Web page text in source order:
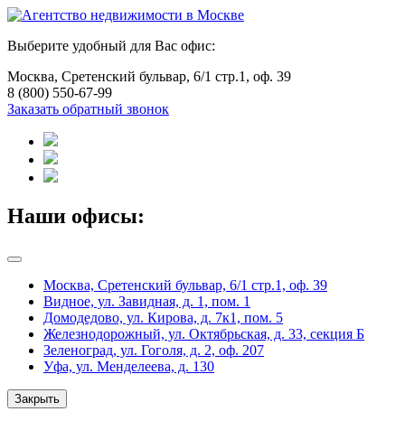
Выберите удобный для Вас офис:
Москва, Сретенский бульвар, 6/1 стр.1, оф. 39
8 (800) 550-67-99
Заказать обратный звонок
Наши офисы:
Москва, Сретенский бульвар, 6/1 стр.1, оф. 39
Видное, ул. Завидная, д. 1, пом. 1
Домодедово, ул. Кирова, д. 7к1, пом. 5
Железнодорожный, ул. Октябрьская, д. 33, секция Б
Зеленоград, ул. Гоголя, д. 2, оф. 207
Уфа, ул. Менделеева, д. 130
Закрыть